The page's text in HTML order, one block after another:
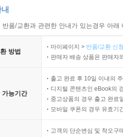
품/교환과 관련한 안내가 있는경우 아
방법
마이페이지 > 반품/교환 신
판매자 배송 상품은 판매자
가능기간
출고 완료 후 10일 이내의
디지털 콘텐츠인 eBook의
중고상품의 경우 출고 완료
모바일 쿠폰의 경우 유효기
고객의 단순변심 및 착오구